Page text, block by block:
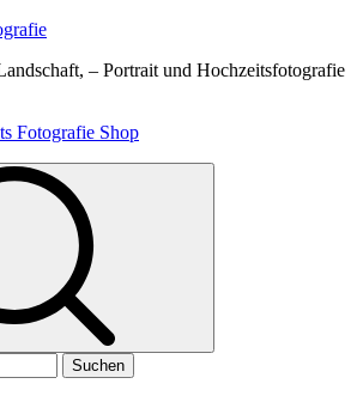
– Portrait und Hochzeitsfotografie
Fotografie Shop